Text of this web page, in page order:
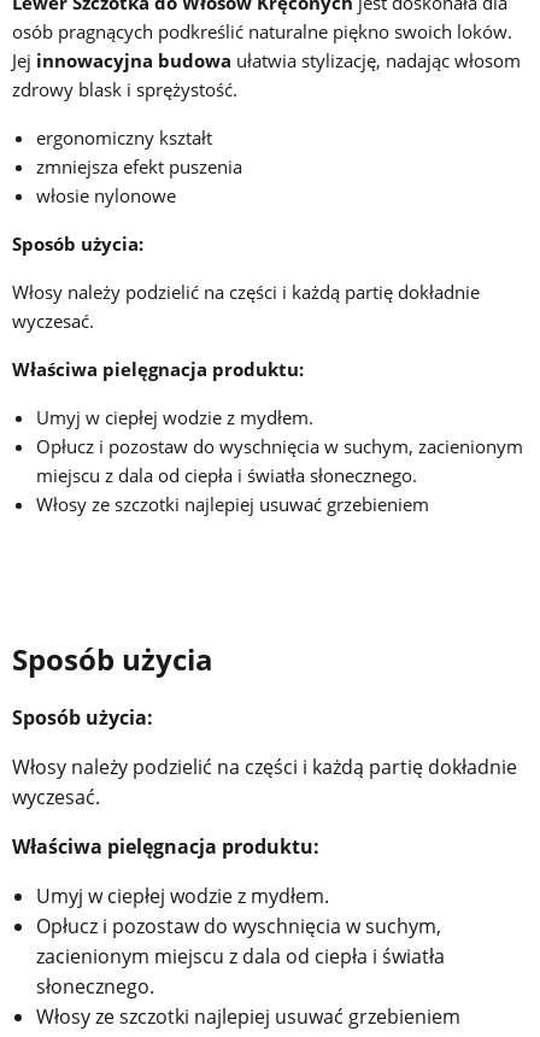
osób pragnących podkreślić naturalne piękno swoich loków.
Jej innowacyjna budowa ułatwia stylizację, nadając włosom
zdrowy blask i sprężystość.
ergonomiczny kształt
zmniejsza efekt puszenia
włosie nylonowe
Sposób użycia:
Włosy należy podzielić na części i każdą partię dokładnie
wyczesać.
Właściwa pielęgnacja produktu:
Umyj w ciepłej wodzie z mydłem.
Opłucz i pozostaw do wyschnięcia w suchym, zacienionym
miejscu z dala od ciepła i światła słonecznego.
Włosy ze szczotki najlepiej usuwać grzebieniem
Sposób użycia
Sposób użycia:
Włosy należy podzielić na części i każdą partię dokładnie
wyczesać.
Właściwa pielęgnacja produktu:
Umyj w ciepłej wodzie z mydłem.
Opłucz i pozostaw do wyschnięcia w suchym,
zacienionym miejscu z dala od ciepła i światła
słonecznego.
Włosy ze szczotki najlepiej usuwać grzebieniem